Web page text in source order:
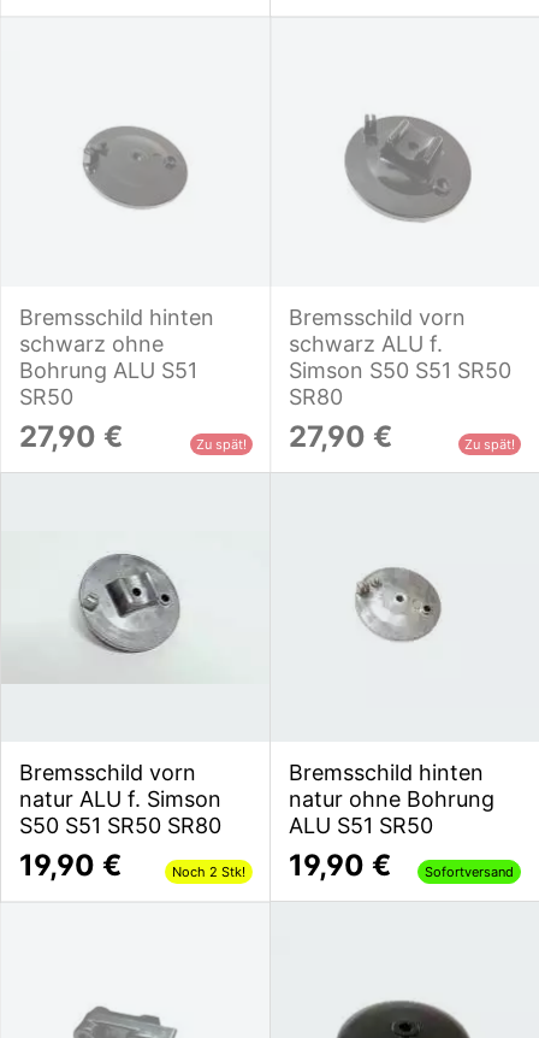
Bremsschild hinten
schwarz ohne
Bohrung ALU S51
SR50
27,90 € Zu spät!
Bremsschild vorn
schwarz ALU f.
Simson S50 S51 SR50
SR80
27,90 € Zu spät!
Bremsschild vorn
natur ALU f. Simson
S50 S51 SR50 SR80
19,90 € Noch 2 Stk!
Bremsschild hinten
natur ohne Bohrung
ALU S51 SR50
19,90 € Sofortversand